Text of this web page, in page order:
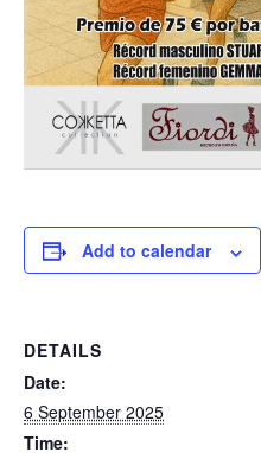
Add to calendar
DETAILS
Date:
6 September 2025
Time: